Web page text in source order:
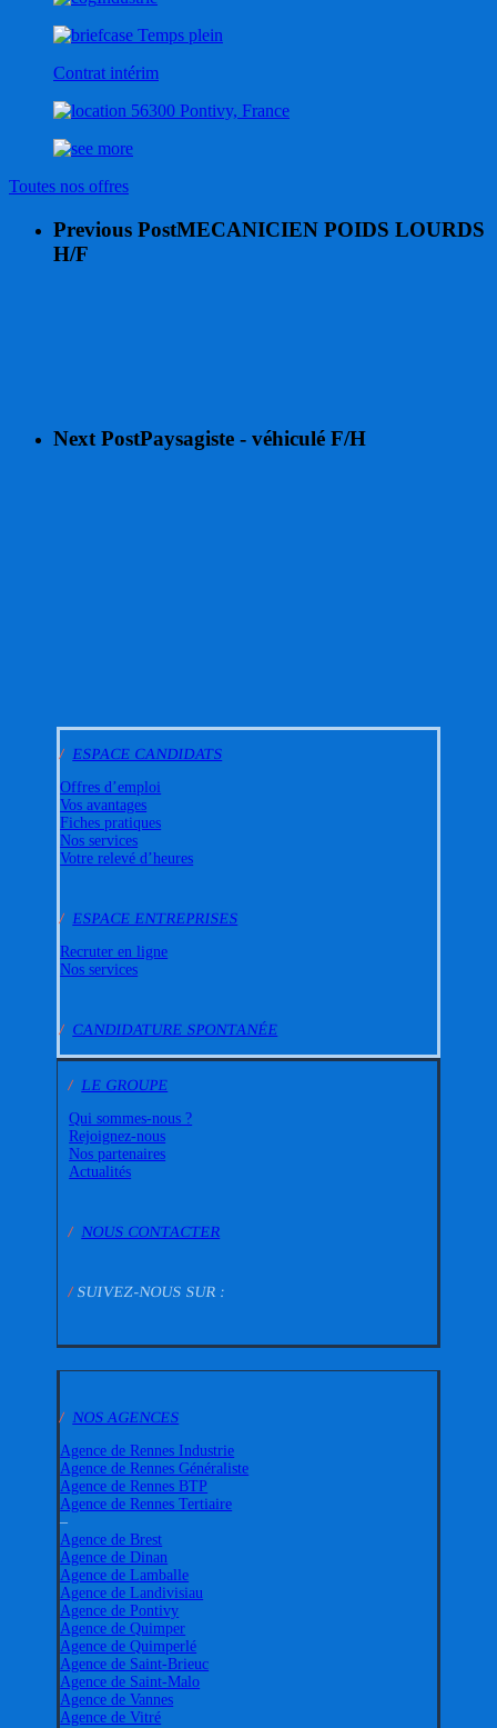
Temps plein
Contrat intérim
56300 Pontivy, France
Toutes nos offres
Previous PostMECANICIEN POIDS LOURDS
H/F
Next PostPaysagiste - véhiculé F/H
/ ESPACE CANDIDATS
Offres d’emploi
Vos avantages
Fiches pratiques
Nos services
Votre relevé d’heures
/ ESPACE ENTREPRISES
Recruter en ligne
Nos services
/ CANDIDATURE SPONTANÉE
/ LE GROUPE
Qui sommes-nous ?
Rejoignez-nous
Nos partenaires
Actualités
/NOUS CONTACTER
/SUIVEZ-NOUS SUR :
/ NOS AGENCES
Agence de Rennes Industrie
Agence de Rennes Généraliste
Agence de Rennes BTP
Agence de Rennes Tertiaire
–
Agence de Brest
Agence de Dinan
Agence de Lamballe
Agence de Landivisiau
Agence de Pontivy
Agence de Quimper
Agence de Quimperlé
Agence de Saint-Brieuc
Agence de Saint-Malo
Agence de Vannes
Agence de Vitré